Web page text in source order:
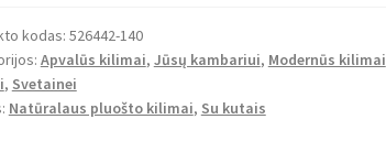
kodas: 526442-140
Apvalūs kilimai, Jūsų kambariui, Modernūs kilimai
, Svetainei
Natūralaus pluošto kilimai, Su kutais